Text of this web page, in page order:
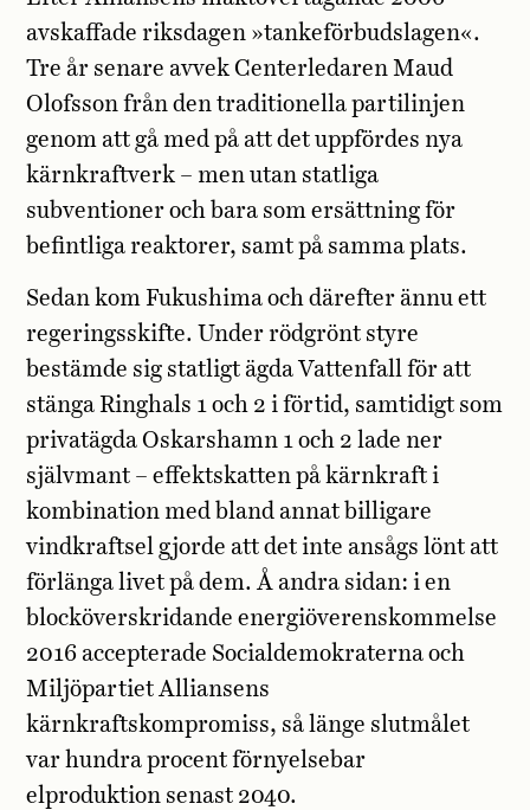
avskaffade riksdagen »tankeförbudslagen«.
Tre år senare avvek Centerledaren Maud
Olofsson från den traditionella partilinjen
genom att gå med på att det uppfördes nya
kärnkraftverk – men utan statliga
subventioner och bara som ersättning för
befintliga reaktorer, samt på samma plats.
Sedan kom Fukushima och därefter ännu ett
regeringsskifte. Under rödgrönt styre
bestämde sig statligt ägda Vattenfall för att
stänga Ringhals 1 och 2 i förtid, samtidigt som
privatägda Oskarshamn 1 och 2 lade ner
självmant – effektskatten på kärnkraft i
kombination med bland annat billigare
vindkraftsel gjorde att det inte ansågs lönt att
förlänga livet på dem. Å andra sidan: i en
blocköverskridande energiöverenskommelse
2016 accepterade Socialdemokraterna och
Miljöpartiet Alliansens
kärnkraftskompromiss, så länge slutmålet
var hundra procent förnyelsebar
elproduktion senast 2040.